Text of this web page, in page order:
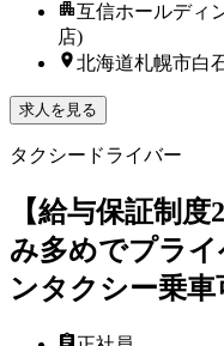
互信ホールディ
店)
北海道札幌市白
求人を見る
タクシードライバー
【給与保証制
み多めでプラ
ンタクシー乗車